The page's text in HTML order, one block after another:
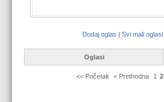
Dodaj oglas |Svi mali oglasi
Oglasi
<< Početak < Prethodna 1 2